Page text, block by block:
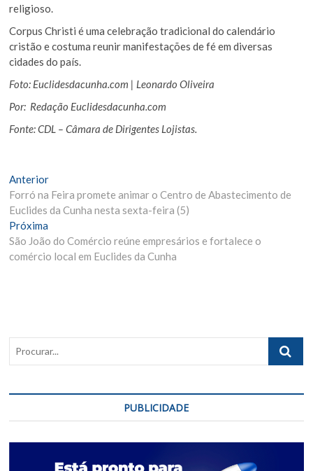
religioso.
Corpus Christi é uma celebração tradicional do calendário
cristão e costuma reunir manifestações de fé em diversas
cidades do país.
Foto: Euclidesdacunha.com | Leonardo Oliveira
Por: Redação Euclidesdacunha.com
Fonte: CDL – Câmara de Dirigentes Lojistas.
Navegação
de
Post
AnteriorMatéria
Anterior:
Forró na Feira promete animar o Centro de Abastecimento de
Euclides da Cunha nesta sexta-feira (5)
Próxima
Materia:
São João do Comércio reúne empresários e fortalece o
comércio local em Euclides da Cunha
PUBLICIDADE